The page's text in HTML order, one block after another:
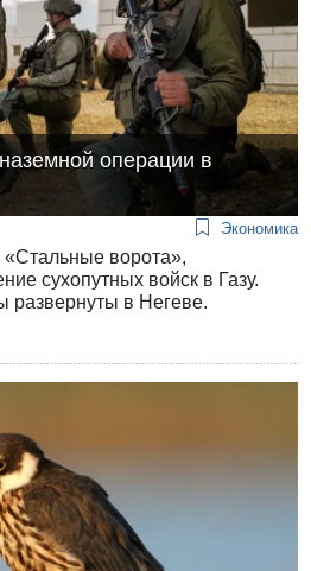
операции в
Экономика
ворота»,
сухопутных войск в Газу.
развернуты в Негеве.